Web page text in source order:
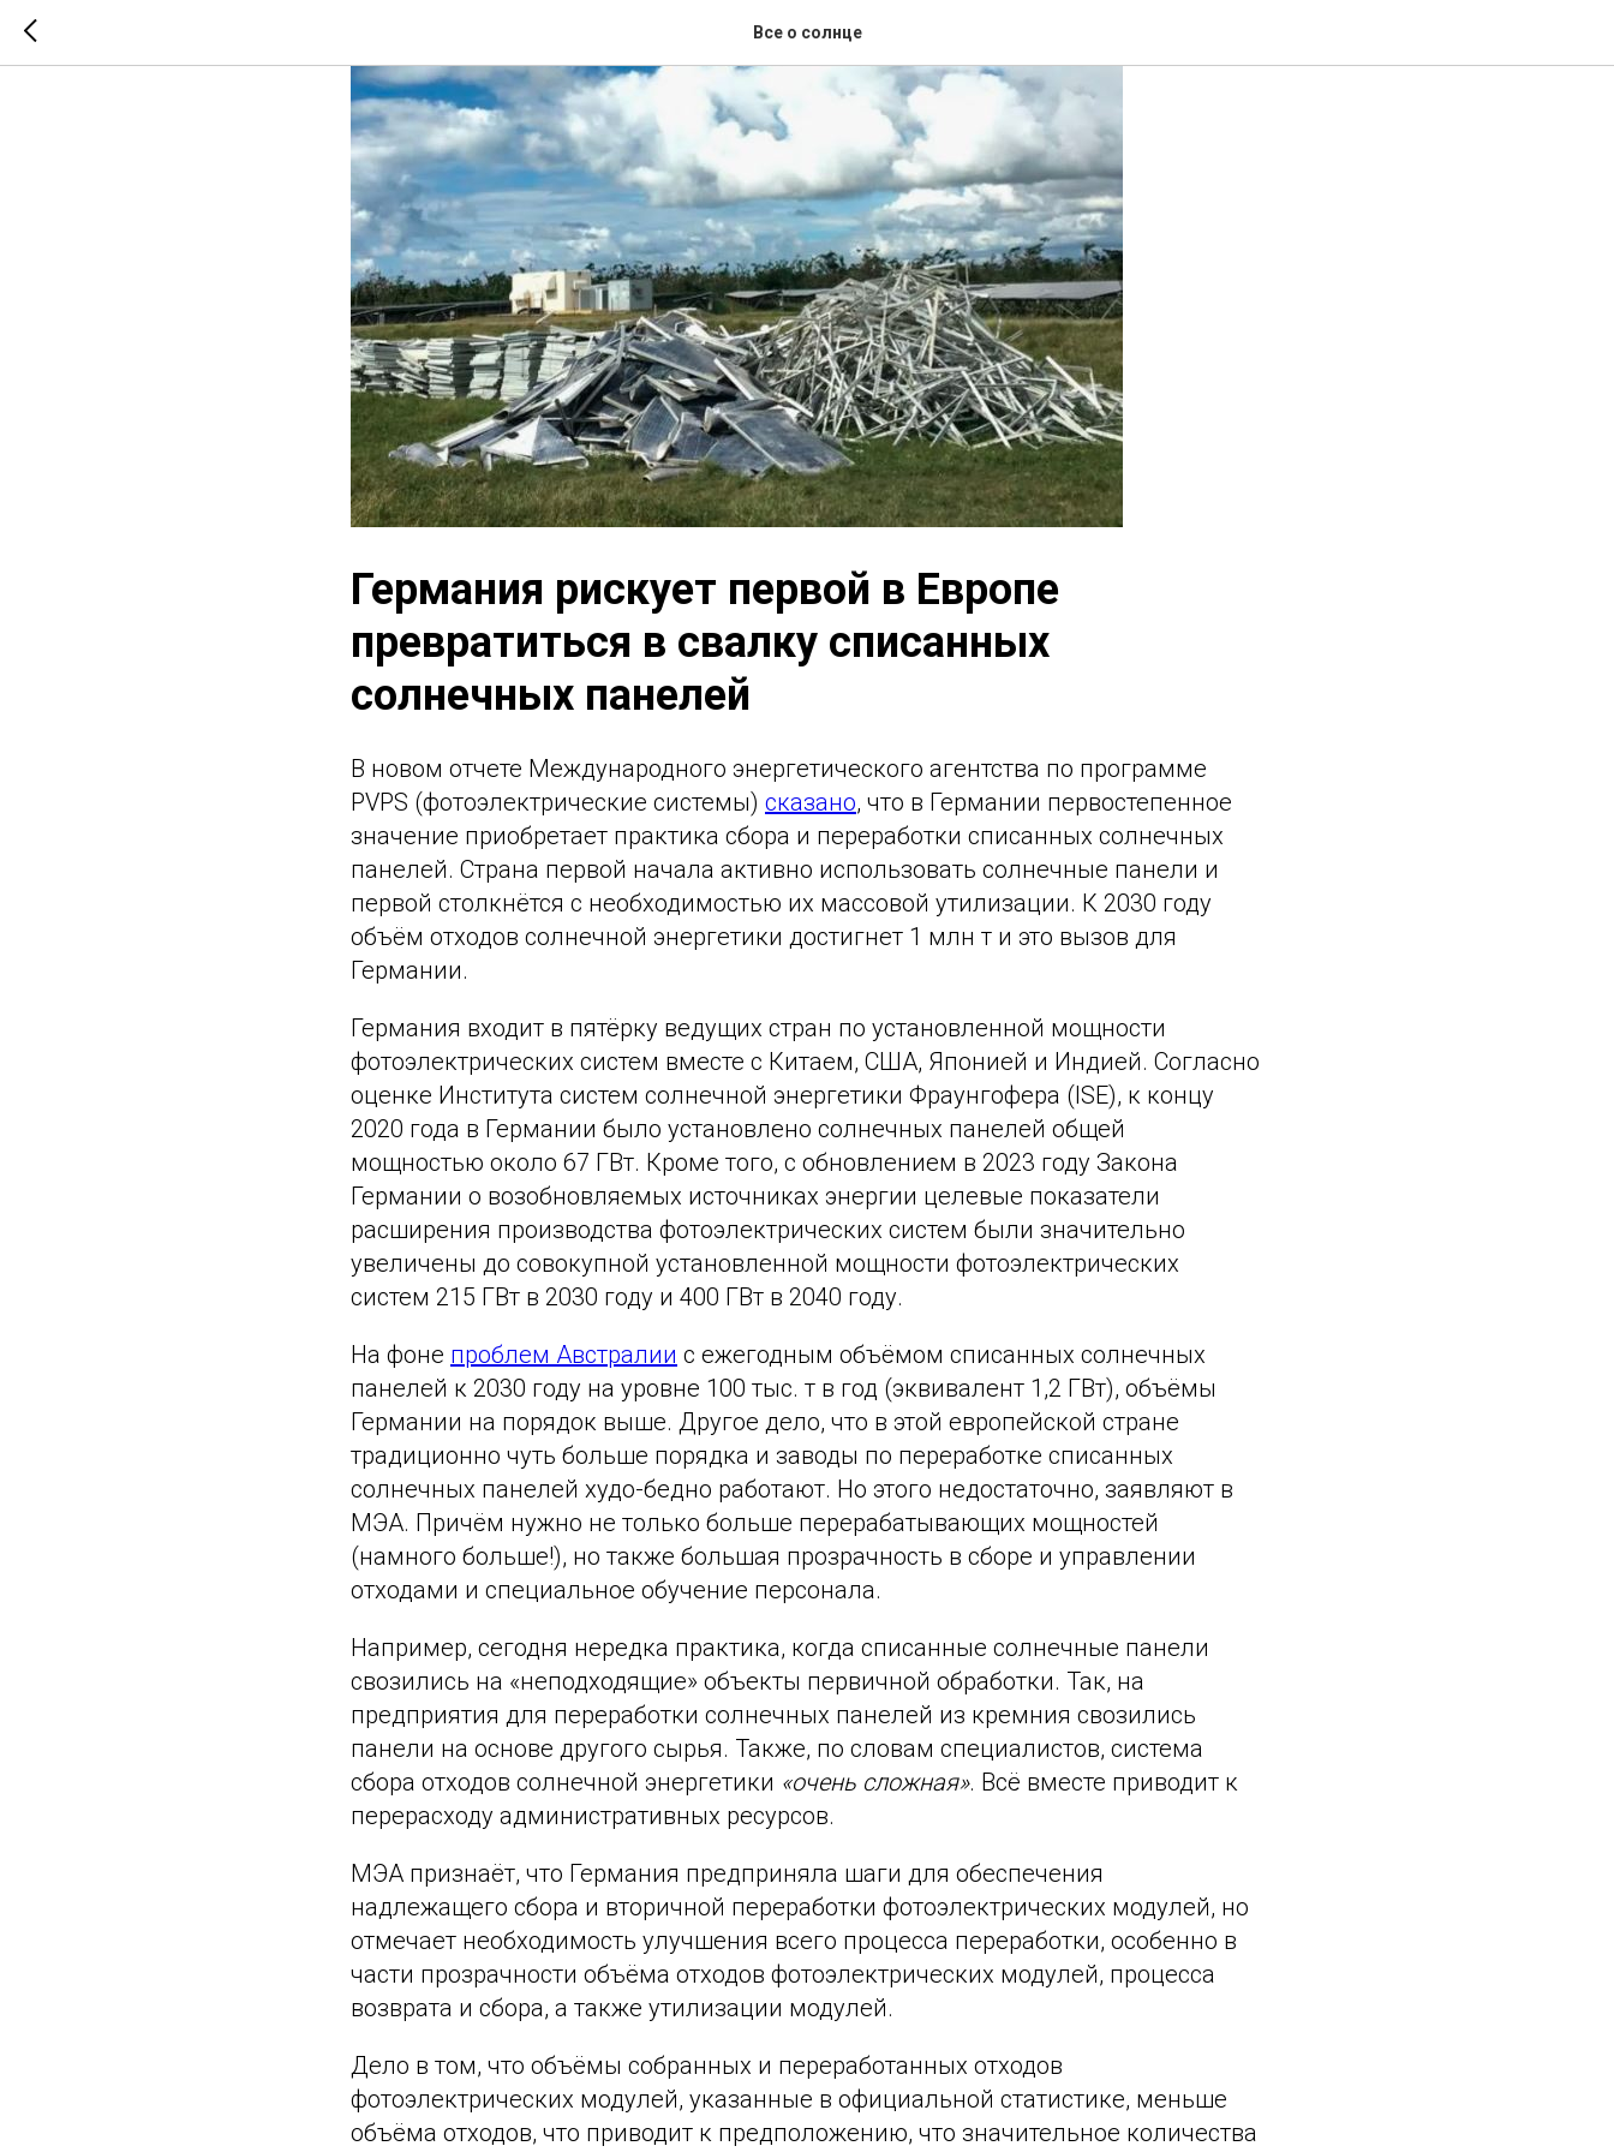
Все о солнце
Германия рискует первой в Европе
превратиться в свалку списанных
солнечных панелей
В новом отчете Международного энергетического агентства по программе
PVPS (фотоэлектрические системы) сказано, что в Германии первостепенное
значение приобретает практика сбора и переработки списанных солнечных
панелей. Страна первой начала активно использовать солнечные панели и
первой столкнётся с необходимостью их массовой утилизации. К 2030 году
объём отходов солнечной энергетики достигнет 1 млн т и это вызов для
Германии.
Германия входит в пятёрку ведущих стран по установленной мощности
фотоэлектрических систем вместе с Китаем, США, Японией и Индией. Согласно
оценке Института систем солнечной энергетики Фраунгофера (ISE), к концу
2020 года в Германии было установлено солнечных панелей общей
мощностью около 67 ГВт. Кроме того, с обновлением в 2023 году Закона
Германии о возобновляемых источниках энергии целевые показатели
расширения производства фотоэлектрических систем были значительно
увеличены до совокупной установленной мощности фотоэлектрических
систем 215 ГВт в 2030 году и 400 ГВт в 2040 году.
На фоне проблем Австралии с ежегодным объёмом списанных солнечных
панелей к 2030 году на уровне 100 тыс. т в год (эквивалент 1,2 ГВт), объёмы
Германии на порядок выше. Другое дело, что в этой европейской стране
традиционно чуть больше порядка и заводы по переработке списанных
солнечных панелей худо-бедно работают. Но этого недостаточно, заявляют в
МЭА. Причём нужно не только больше перерабатывающих мощностей
(намного больше!), но также большая прозрачность в сборе и управлении
отходами и специальное обучение персонала.
Например, сегодня нередка практика, когда списанные солнечные панели
свозились на «неподходящие» объекты первичной обработки. Так, на
предприятия для переработки солнечных панелей из кремния свозились
панели на основе другого сырья. Также, по словам специалистов, система
сбора отходов солнечной энергетики «очень сложная». Всё вместе приводит к
перерасходу административных ресурсов.
МЭА признаёт, что Германия предприняла шаги для обеспечения
надлежащего сбора и вторичной переработки фотоэлектрических модулей, но
отмечает необходимость улучшения всего процесса переработки, особенно в
части прозрачности объёма отходов фотоэлектрических модулей, процесса
возврата и сбора, а также утилизации модулей.
Дело в том, что объёмы собранных и переработанных отходов
фотоэлектрических модулей, указанные в официальной статистике, меньше
объёма отходов, что приводит к предположению, что значительное количества